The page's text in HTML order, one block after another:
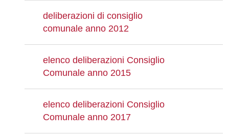
deliberazioni di consiglio
comunale anno 2012
elenco deliberazioni Consiglio
Comunale anno 2015
elenco deliberazioni Consiglio
Comunale anno 2017